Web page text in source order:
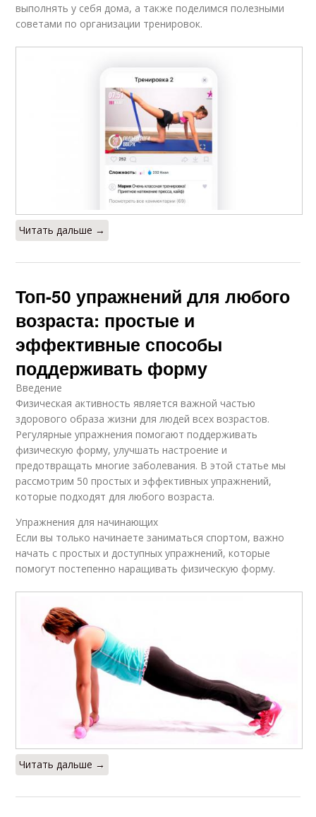
выполнять у себя дома, а также поделимся полезными
советами по организации тренировок.
Читать дальше →
Топ-50 упражнений для любого
возраста: простые и
эффективные способы
поддерживать форму
Введение
Физическая активность является важной частью
здорового образа жизни для людей всех возрастов.
Регулярные упражнения помогают поддерживать
физическую форму, улучшать настроение и
предотвращать многие заболевания. В этой статье мы
рассмотрим 50 простых и эффективных упражнений,
которые подходят для любого возраста.
Упражнения для начинающих
Если вы только начинаете заниматься спортом, важно
начать с простых и доступных упражнений, которые
помогут постепенно наращивать физическую форму.
Читать дальше →